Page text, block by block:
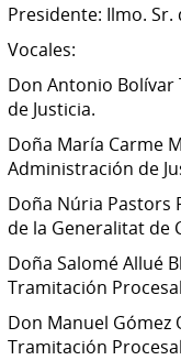
Presidente: Ilmo. Sr.
Vocales:
Don Antonio
de Justicia.
Doña María Carme
Administración de
Doña Núria Pastors
de la Generalitat de
Doña Salomé Allué
Tramitación
Don Manuel Gómez
Tramitación